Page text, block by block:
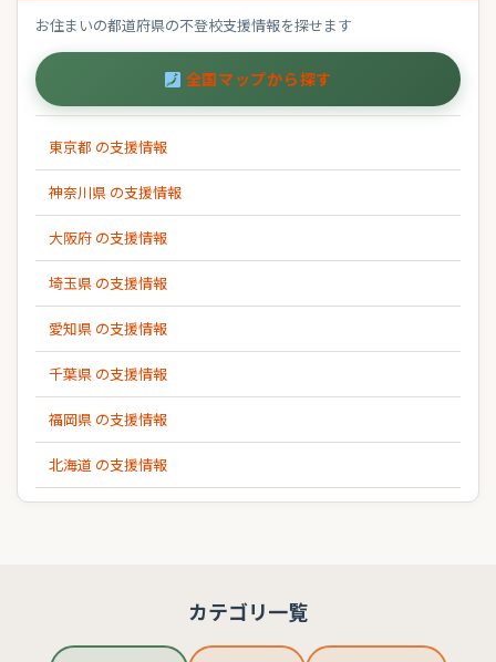
お住まいの都道府県の不登校支援情報を探せます
全国マップから探す
東京都 の支援情報
神奈川県 の支援情報
大阪府 の支援情報
埼玉県 の支援情報
愛知県 の支援情報
千葉県 の支援情報
福岡県 の支援情報
北海道 の支援情報
カテゴリ一覧